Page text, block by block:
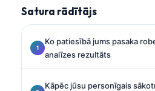
Satura rādītājs
Ko patiesībā jums pasaka
analīzes rezultāts
Kāpēc jūsu personīgais